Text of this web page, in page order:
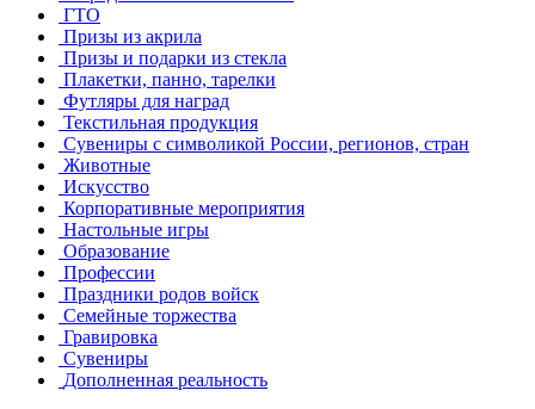
ГТО
Призы из акрила
Призы и подарки из стекла
Плакетки, панно, тарелки
Футляры для наград
Текстильная продукция
Сувениры с символикой России, регионов, стран
Животные
Искусство
Корпоративные мероприятия
Настольные игры
Образование
Профессии
Праздники родов войск
Семейные торжества
Гравировка
Сувениры
Дополненная реальность